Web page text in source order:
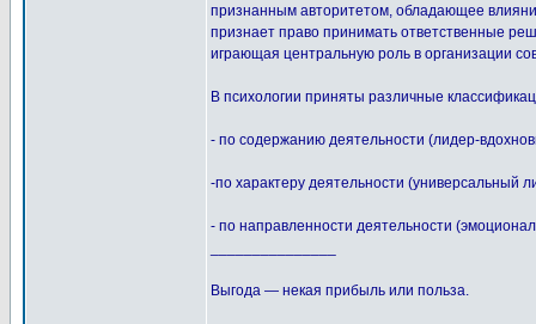
признанным авторитетом, обладающее
признает право принимать ответственные
играющая центральную роль в организации
В психологии приняты различные
- по содержанию деятельности (лидер-
-по характеру деятельности (универсальный
- по направленности деятельности
Выгода — некая прибыль или польза.